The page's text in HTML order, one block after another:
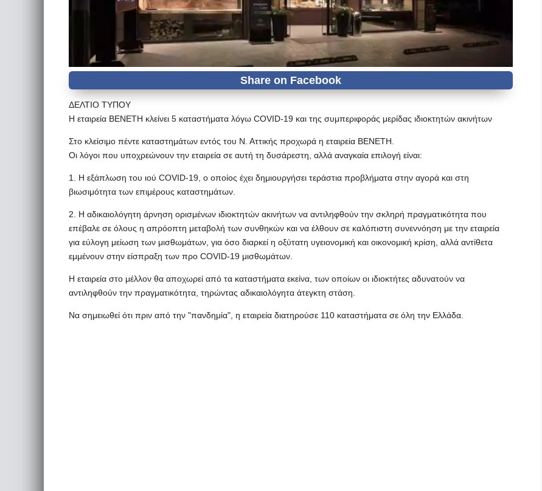
ΔΕΛΤΙΟ ΤΥΠΟΥ
H εταιρεία BENETH κλείνει 5 καταστήματα λόγω COVID-19 και της συμπεριφοράς μερίδας ιδιοκτητών ακινήτων
Στο κλείσιμο πέντε καταστημάτων εντός του Ν. Αττικής προχωρά η εταιρεία ΒΕΝΕΤΗ.
Οι λόγοι που υποχρεώνουν την εταιρεία σε αυτή τη δυσάρεστη, αλλά αναγκαία επιλογή είναι:
1. Η εξάπλωση του ιού COVID-19, ο οποίος έχει δημιουργήσει τεράστια προβλήματα στην αγορά και στη
βιωσιμότητα των επιμέρους καταστημάτων.
2. Η αδικαιολόγητη άρνηση ορισμένων ιδιοκτητών ακινήτων να αντιληφθούν την σκληρή πραγματικότητα που
επέβαλε σε όλους η απρόοπτη μεταβολή των συνθηκών και να έλθουν σε καλόπιστη συνεννόηση με την εταιρεία
για εύλογη μείωση των μισθωμάτων, για όσο διαρκεί η οξύτατη υγειονομική και οικονομική κρίση, αλλά αντίθετα
εμμένουν στην είσπραξη των προ COVID-19 μισθωμάτων.
Η εταιρεία στο μέλλον θα αποχωρεί από τα καταστήματα εκείνα, των οποίων οι ιδιοκτήτες αδυνατούν να
αντιληφθούν την πραγματικότητα, τηρώντας αδικαιολόγητα άτεγκτη στάση.
Να σημειωθεί ότι πριν από την "πανδημία", η εταιρεία διατηρούσε 110 καταστήματα σε όλη την Ελλάδα.